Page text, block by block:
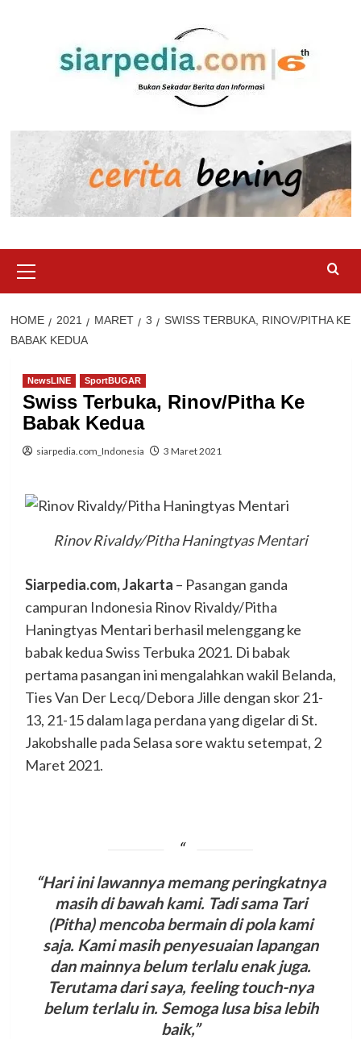
Menu
HOME 2021 MARET 3
SWISS TERBUKA, RINOV/PITHA KE
BABAK KEDUA
NewsLINE SportBUGAR
Swiss Terbuka, Rinov/Pitha Ke
Babak Kedua
siarpedia.com_Indonesia 3 Maret 2021
Rinov Rivaldy/Pitha Haningtyas Mentari
Siarpedia.com, Jakarta – Pasangan ganda
campuran Indonesia Rinov Rivaldy/Pitha
Haningtyas Mentari berhasil melenggang ke
babak kedua Swiss Terbuka 2021. Di babak
pertama pasangan ini mengalahkan wakil Belanda,
Ties Van Der Lecq/Debora Jille dengan skor 21-
13, 21-15 dalam laga perdana yang digelar di St.
Jakobshalle pada Selasa sore waktu setempat, 2
Maret 2021.
“Hari ini lawannya memang peringkatnya
masih di bawah kami. Tadi sama Tari
(Pitha) mencoba bermain di pola kami
saja. Kami masih penyesuaian lapangan
dan mainnya belum terlalu enak juga.
Terutama dari saya, feeling touch-nya
belum terlalu in. Semoga lusa bisa lebih
baik,”